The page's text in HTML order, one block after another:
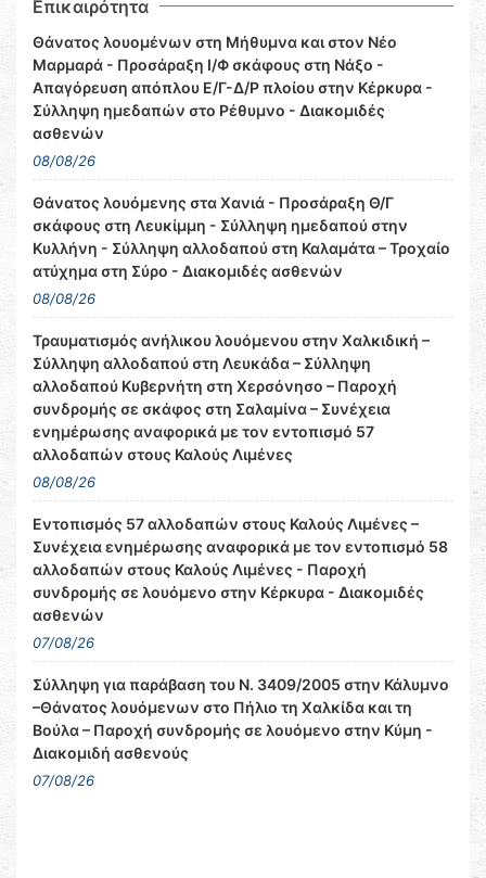
Επικαιρότητα
Θάνατος λουομένων στη Μήθυμνα και στον Νέο
Μαρμαρά - Προσάραξη Ι/Φ σκάφους στη Νάξο -
Απαγόρευση απόπλου Ε/Γ-Δ/Ρ πλοίου στην Κέρκυρα -
Σύλληψη ημεδαπών στο Ρέθυμνο - Διακομιδές
ασθενών
08/08/26
Θάνατος λουόμενης στα Χανιά - Προσάραξη Θ/Γ
σκάφους στη Λευκίμμη - Σύλληψη ημεδαπού στην
Κυλλήνη - Σύλληψη αλλοδαπού στη Καλαμάτα – Τροχαίο
ατύχημα στη Σύρο - Διακομιδές ασθενών
08/08/26
Τραυματισμός ανήλικου λουόμενου στην Χαλκιδική –
Σύλληψη αλλοδαπού στη Λευκάδα – Σύλληψη
αλλοδαπού Κυβερνήτη στη Χερσόνησο – Παροχή
συνδρομής σε σκάφος στη Σαλαμίνα – Συνέχεια
ενημέρωσης αναφορικά με τον εντοπισμό 57
αλλοδαπών στους Καλούς Λιμένες
08/08/26
Εντοπισμός 57 αλλοδαπών στους Καλούς Λιμένες –
Συνέχεια ενημέρωσης αναφορικά με τον εντοπισμό 58
αλλοδαπών στους Καλούς Λιμένες - Παροχή
συνδρομής σε λουόμενο στην Κέρκυρα - Διακομιδές
ασθενών
07/08/26
Σύλληψη για παράβαση του Ν. 3409/2005 στην Κάλυμνο
–Θάνατος λουόμενων στο Πήλιο τη Χαλκίδα και τη
Βούλα – Παροχή συνδρομής σε λουόμενο στην Κύμη -
Διακομιδή ασθενούς
07/08/26